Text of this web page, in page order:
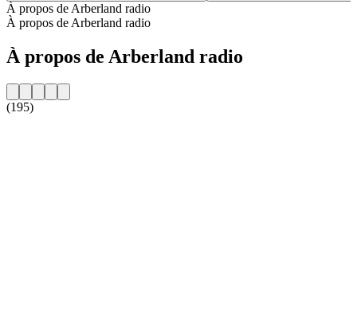
À propos de Arberland radio
À propos de Arberland radio
À propos de Arberland radio
(195)